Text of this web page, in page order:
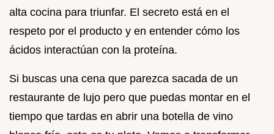
alta cocina para triunfar. El secreto está en el
respeto por el producto y en entender cómo los
ácidos interactúan con la proteína.
Si buscas una cena que parezca sacada de un
restaurante de lujo pero que puedas montar en el
tiempo que tardas en abrir una botella de vino